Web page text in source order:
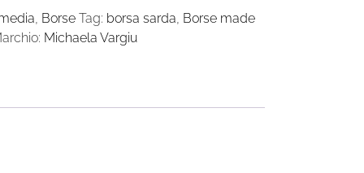
Borse Tag: borsa sarda Borse made
Michaela Vargiu